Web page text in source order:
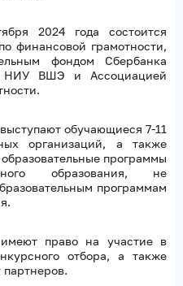
2024 года состоится
финансовой грамотности,
фондом Сбербанка
ВШЭ и Ассоциацией
обучающиеся 7-11
организаций, а также
программы
образования, не
программам
право на участие в
отбора, а также